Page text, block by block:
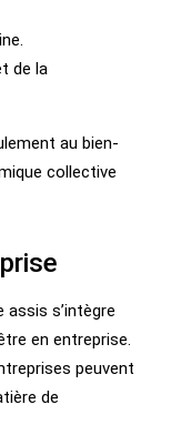
de la
au bien-
collective
assis s’intègre
en entreprise.
peuvent
de